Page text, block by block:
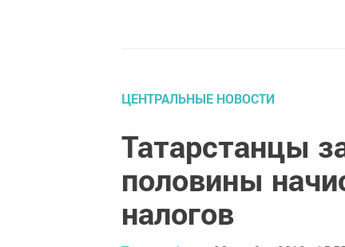
ЦЕНТРАЛЬНЫЕ НОВОСТИ
Татарстанцы
половины
налогов